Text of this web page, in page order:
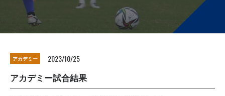
アカデミー 2023/10/25
アカデミー試合結果